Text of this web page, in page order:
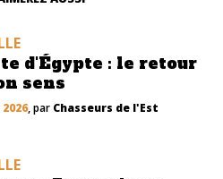
d'Égypte : le retour
sens
, par Chasseurs de l'Est